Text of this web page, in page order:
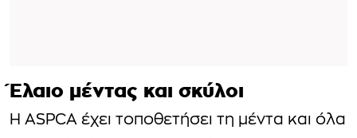
Έλαιο μέντας και σκύλοι
Η ASPCA έχει τοποθετήσει τη μέντα και όλα